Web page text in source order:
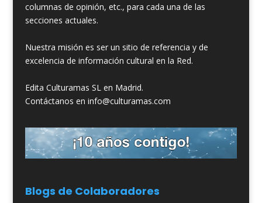
columnas de opinión, etc., para cada una de las
secciones actuales.
Nuestra misión es ser un sitio de referencia y de
excelencia de información cultural en la Red.
Edita Culturamas SL en Madrid.
Contáctanos en info@culturamas.com
Blogs de Colaboradores